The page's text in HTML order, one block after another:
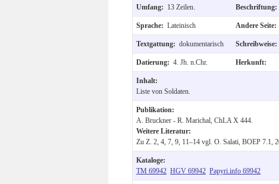
Umfang: 13 Zeilen. Beschriftung:
Sprache: Lateinisch Andere Seite:
Textgattung: dokumentarisch Schreibweise:
Datierung: 4. Jh. n.Chr. Herkunft:
Inhalt:
Liste von Soldaten.
Publikation:
A. Bruckner - R. Marichal, ChLA X 444.
Weitere Literatur:
Zu Z. 2, 4, 7, 9, 11–14 vgl. O. Salati, BOEP 7.1,
Kataloge:
TM 69942 HGV 69942 Papyri.info 69942